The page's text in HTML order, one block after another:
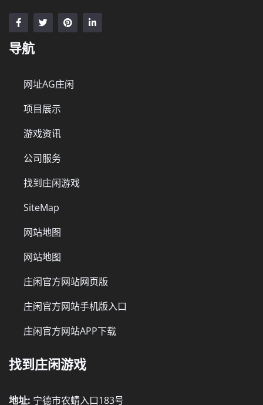
导航
网址AG庄闲
项目展示
游戏资讯
公司服务
找到庄闲游戏
SiteMap
网站地图
网站地图
庄闲官方网站网页版
庄闲官方网站手机版入口
庄闲官方网站APP下载
找到庄闲游戏
地址: 宁德市农蜻入口183号